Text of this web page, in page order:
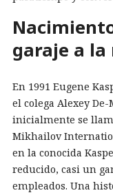
garaje a
En 1991 Eugene
el colega Alexey
inicialmente se
Mikhailov
en la conocida
reducido, casi un
empleados. Una